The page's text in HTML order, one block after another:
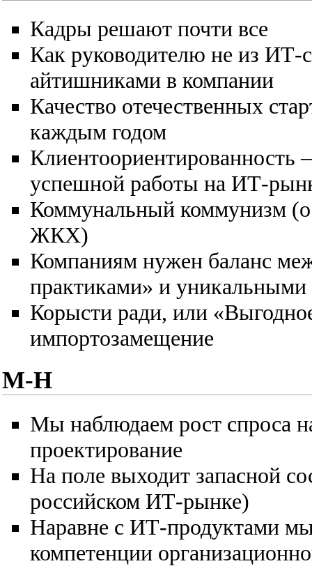
Кадры решают почти все
Как руководителю не из ИТ-
айтишниками в компании
Качество отечественных
каждым годом
Клиентоориентированность
успешной работы на ИТ-
Коммунальный коммунизм (о
ЖКХ)
Компаниям нужен баланс
практиками» и уникальными
Корысти ради, или
импортозамещение
М-Н
Мы наблюдаем рост спроса
проектирование
На поле выходит запасной
российском ИТ-рынке)
Наравне с ИТ-продуктами
компетенции